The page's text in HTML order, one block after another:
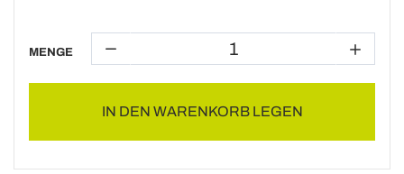
MENGE
IN DEN WARENKORB LEGEN